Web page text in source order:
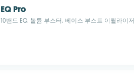
EQ Pro
10밴드 EQ, 볼륨 부스터, 베이스 부스트 이퀄라이저